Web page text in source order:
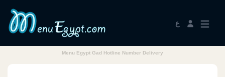
ع
Menu Egypt Gad Hotline Number Delivery